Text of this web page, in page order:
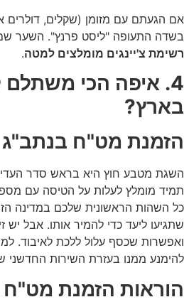
אם הגעתם עם מזומן (שקלים, דולרים
בשדה התעופה "ליסט פרנץ". השער
רשימת צ'יינגים מומלצים למטה.
4. איפה הכי
בארץ?
הזמנת מט"ח בנתב"ג
השגת מטבע חוץ היא בראש סדר
תמיד מומלץ לעלות על הטיסה עם
כל השהות הראשונית שלכם במדינה
שתגיעו ליעד כדי להמיר אותו. אבל יש
ואפשרות שכסף עלול ללכת לאיבוד.
להימנע ממנו בעזרת השירות
הוראות הזמנת